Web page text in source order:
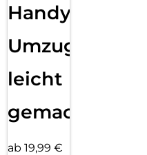
Handy
Umzug
leicht
gemacht!
ab 19,99 €